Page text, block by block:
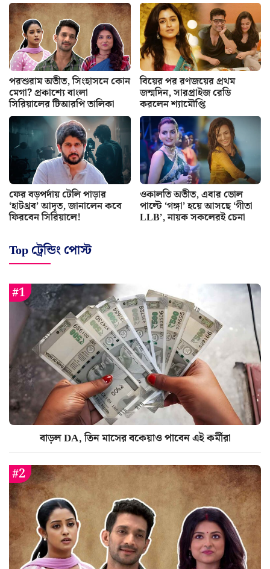
পরশুরাম অতীত, সিংহাসনে কোন
মেগা? প্রকাশ্যে বাংলা
সিরিয়ালের টিআরপি তালিকা
বিয়ের পর রণজয়ের প্রথম
জন্মদিন, সারপ্রাইজ রেডি
করলেন শ্যামৌপ্তি
ফের বড়পর্দায় টেলি পাড়ার
‘হাটথ্রব’ আদৃত, জানালেন কবে
ফিরবেন সিরিয়ালে!
ওকালতি অতীত, এবার ভোল
পাল্টে ‘গঙ্গা’ হয়ে আসছে ‘গীতা
LLB’, নায়ক সকলেরই চেনা
Top ট্রেন্ডিং পোস্ট
বাড়ল DA, তিন মাসের বকেয়াও পাবেন এই কর্মীরা